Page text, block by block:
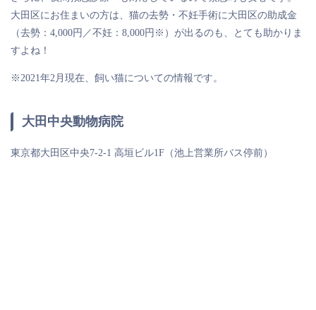
大田区にお住まいの方は、猫の去勢・不妊手術に大田区の助成金
（去勢：4,000円／不妊：8,000円※）が出るのも、とても助かりま
すよね！
※2021年2月現在、飼い猫についての情報です。
大田中央動物病院
東京都大田区中央7-2-1 高垣ビル1F（池上営業所バス停前）